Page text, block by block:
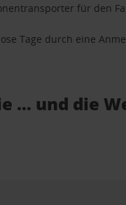
für den
Tage durch eine
… und die